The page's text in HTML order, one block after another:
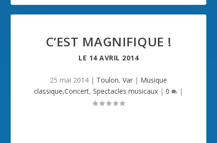
C’EST MAGNIFIQUE !
LE 14 AVRIL 2014
25 mai 2014 | Toulon, Var | Musique
classique,Concert, Spectacles musicaux | 0 |